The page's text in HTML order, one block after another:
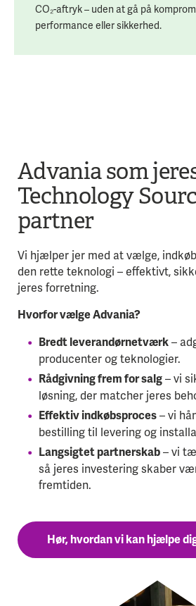
CO₂-aftryk – uden at gå på
performance eller sikkerhed.
Advania som
Technology
partner
Vi hjælper jer med at vælge,
den rette teknologi – effektivt,
jeres forretning.
Hvorfor vælge Advania?
Bredt leverandørnetværk –
producenter og teknologier.
Rådgivning frem for salg – vi
løsning, der matcher jeres
Effektiv indkøbsproces – vi
bestilling til levering og
Langsigtet partnerskab – vi
så jeres investering skaber
fremtiden.
Hør, hvordan vi kan hjælpe